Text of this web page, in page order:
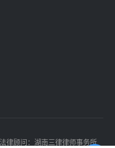
律顾问：湖南三律律师事务所